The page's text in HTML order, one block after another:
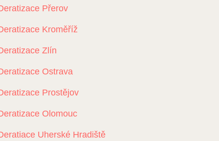
Přerov
Kroměříž
Zlín
Ostrava
Prostějov
Olomouc
Uherské Hradiště